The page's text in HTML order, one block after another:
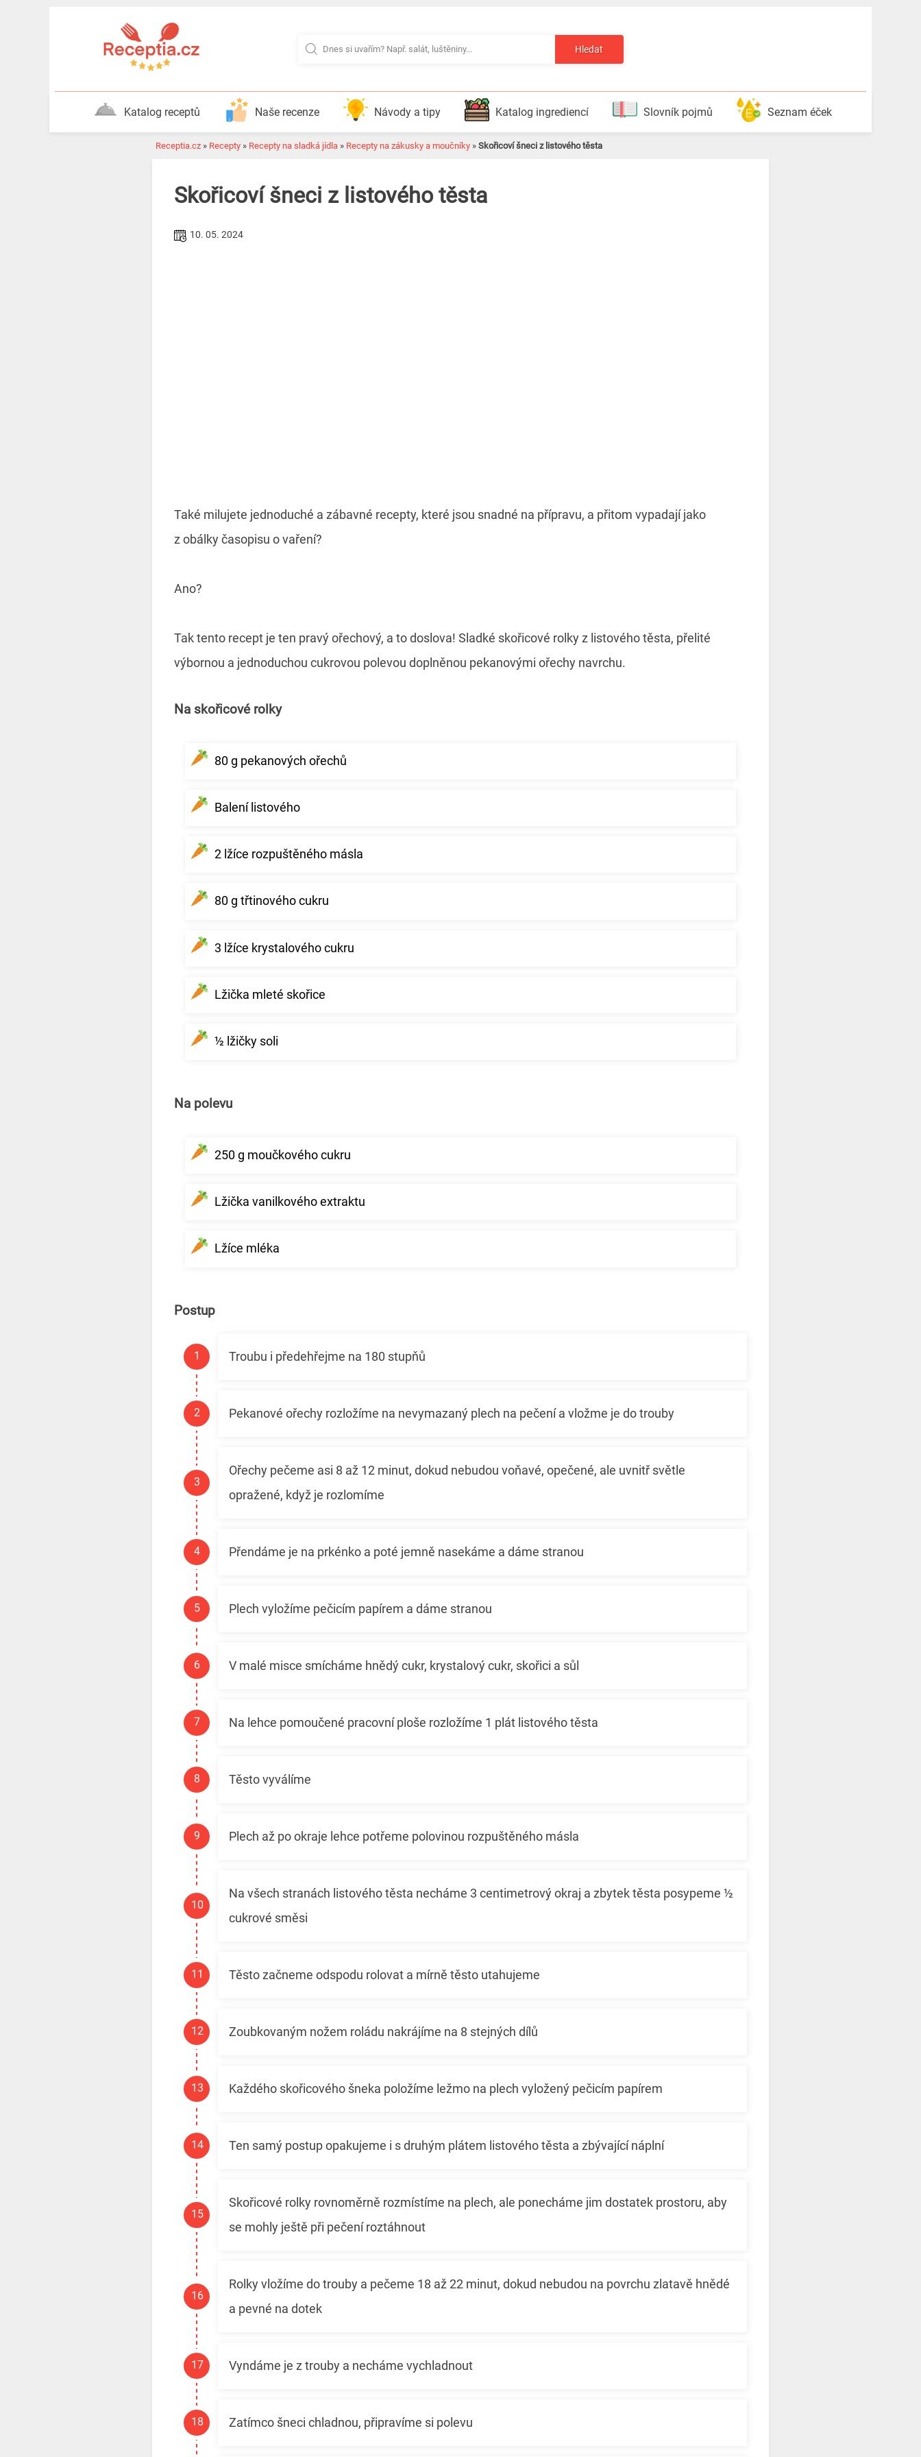
Hledat
Katalog receptů Naše recenze Návody a tipy Katalog ingrediencí Slovník pojmů Seznam éček
Receptia.cz » Recepty » Recepty na sladká jídla » Recepty na zákusky a moučníky » Skořicoví šneci z listového těsta
Skořicoví šneci z listového těsta
10. 05. 2024
Také milujete jednoduché a zábavné recepty, které jsou snadné na přípravu, a přitom vypadají jako
z obálky časopisu o vaření?
Ano?
Tak tento recept je ten pravý ořechový, a to doslova! Sladké skořicové rolky z listového těsta, přelité
výbornou a jednoduchou cukrovou polevou doplněnou pekanovými ořechy navrchu.
Na skořicové rolky
80 g pekanových ořechů
Balení listového
2 lžíce rozpuštěného másla
80 g třtinového cukru
3 lžíce krystalového cukru
Lžička mleté skořice
½ lžičky soli
Na polevu
250 g moučkového cukru
Lžička vanilkového extraktu
Lžíce mléka
Postup
Troubu i předehřejme na 180 stupňů
Pekanové ořechy rozložíme na nevymazaný plech na pečení a vložme je do trouby
Ořechy pečeme asi 8 až 12 minut, dokud nebudou voňavé, opečené, ale uvnitř světle
opražené, když je rozlomíme
Přendáme je na prkénko a poté jemně nasekáme a dáme stranou
Plech vyložíme pečicím papírem a dáme stranou
V malé misce smícháme hnědý cukr, krystalový cukr, skořici a sůl
Na lehce pomoučené pracovní ploše rozložíme 1 plát listového těsta
Těsto vyválíme
Plech až po okraje lehce potřeme polovinou rozpuštěného másla
Na všech stranách listového těsta necháme 3 centimetrový okraj a zbytek těsta posypeme ½
cukrové směsi
Těsto začneme odspodu rolovat a mírně těsto utahujeme
Zoubkovaným nožem roládu nakrájíme na 8 stejných dílů
Každého skořicového šneka položíme ležmo na plech vyložený pečicím papírem
Ten samý postup opakujeme i s druhým plátem listového těsta a zbývající náplní
Skořicové rolky rovnoměrně rozmístíme na plech, ale ponecháme jim dostatek prostoru, aby
se mohly ještě při pečení roztáhnout
Rolky vložíme do trouby a pečeme 18 až 22 minut, dokud nebudou na povrchu zlatavě hnědé
a pevné na dotek
Vyndáme je z trouby a necháme vychladnout
Zatímco šneci chladnou, připravíme si polevu